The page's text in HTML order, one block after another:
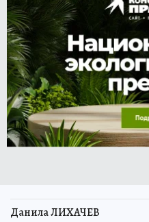
Данила ЛИХАЧЕВ